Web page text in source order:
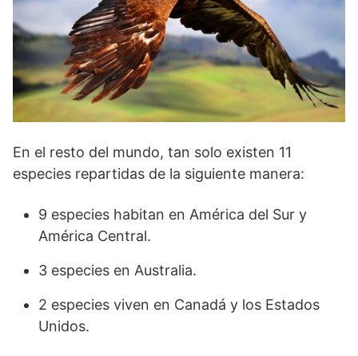
En el resto del mundo, tan solo existen 11
especies repartidas de la siguiente manera:
9 especies habitan en América del Sur y
América Central.
3 especies en Australia.
2 especies viven en Canadá y los Estados
Unidos.